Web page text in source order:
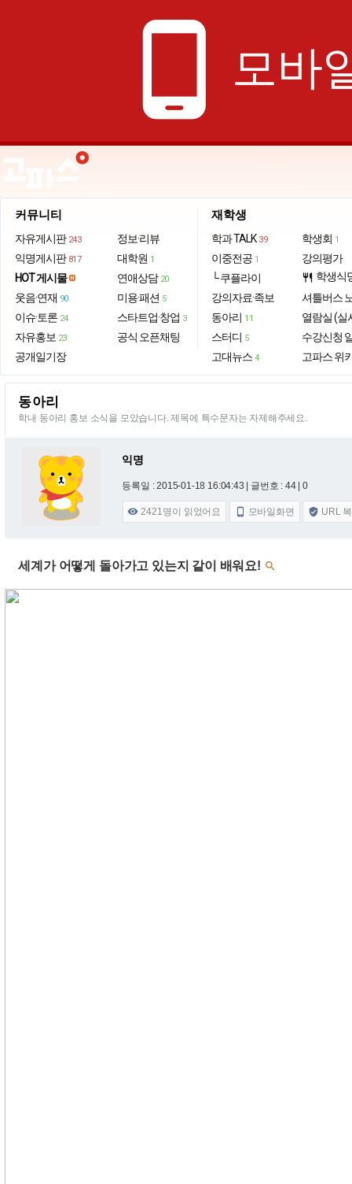
phone_android 모바
커뮤니티
자유게시판 243
익명게시판 817
HOT 게시물
웃음·연재 90
이슈·토론 24
자유홍보 23
공개일기장
정보·리뷰
대학원 1
연애상담 20
미용·패션 5
스타트업·창업 3
공식 오픈채팅
재학생
학과 TALK 39
이중전공 1
└ 쿠플라이
강의자료·족보
동아리 11
스터디 5
고대뉴스 4
학생회 1
강의평가
restaurant 학생식
셔틀버스
열람실 (실
수강신청
고파스 위
동아리
학내 동아리 홍보 소식을 모았습니다. 제목에 특수문자는 자제해주세요.
익명
등록일 : 2015-01-18 16:04:43 | 글번호 : 44 | 0
 2421명이 읽었어요  모바일화면  URL
세계가 어떻게 돌아가고 있는지 같이 배워요! 